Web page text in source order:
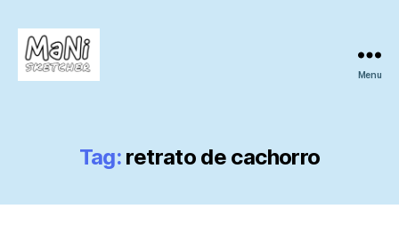
Menu
Tag: retrato de cachorro